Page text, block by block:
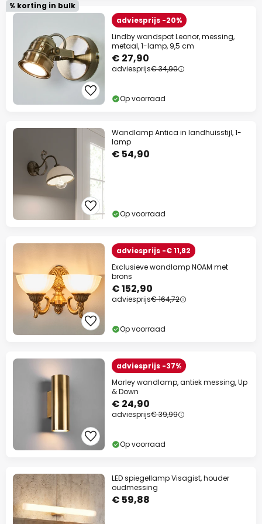
% korting in bulk
adviesprijs -20%
Lindby wandspot Leonor, messing,
metaal, 1-lamp, 9,5 cm
€ 27,90
adviesprijs€ 34,90
Op voorraad
Wandlamp Antica in landhuisstijl, 1-
lamp
€ 54,90
Op voorraad
adviesprijs -€ 11,82
Exclusieve wandlamp NOAM met
brons
€ 152,90
adviesprijs€ 164,72
Op voorraad
adviesprijs -37%
Marley wandlamp, antiek messing, Up
& Down
€ 24,90
adviesprijs€ 39,99
Op voorraad
LED spiegellamp Visagist, houder
oudmessing
€ 59,88